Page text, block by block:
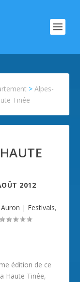
>Alpes-
Tinée
2012
Auron | Festivals,
édition de ce
Haute Tinée,